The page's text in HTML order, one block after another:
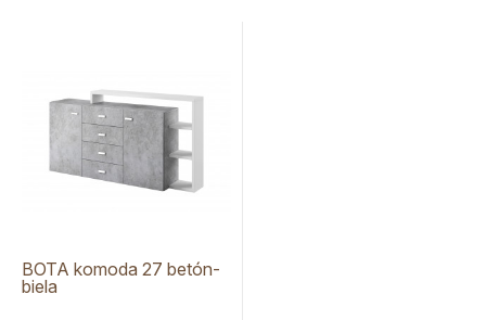
BOTA komoda 27 betón-
biela